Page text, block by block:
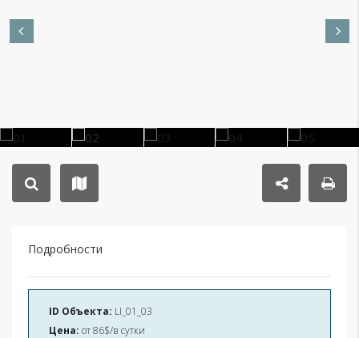
Подробности
ID Объекта: LI_01_03
Цена: от86$/в сутки